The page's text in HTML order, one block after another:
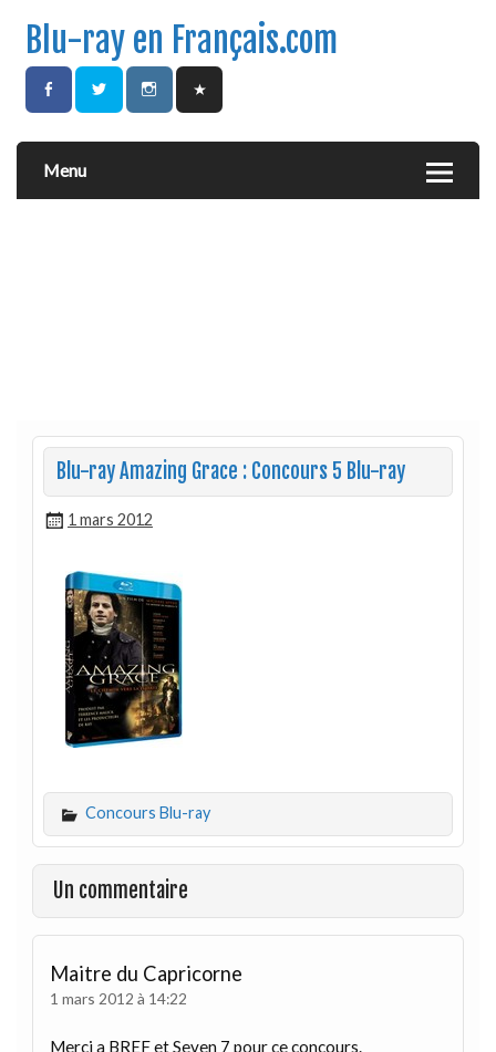
Blu-ray en Français.com
Menu
Blu-ray Amazing Grace : Concours 5 Blu-ray
1 mars 2012
Concours Blu-ray
Un commentaire
Maitre du Capricorne
1 mars 2012 à 14:22
Merci a BREF et Seven 7 pour ce concours.